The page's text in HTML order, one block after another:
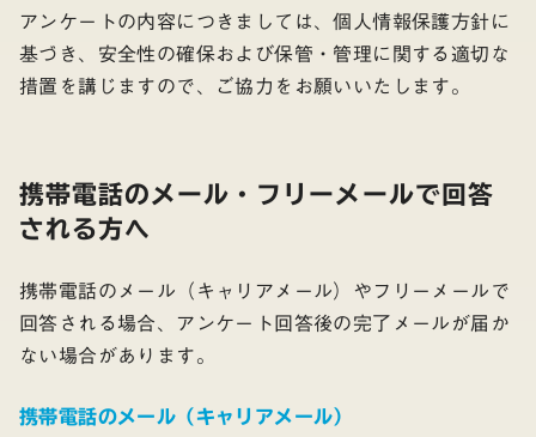
アンケートの内容につきましては、個人情報保護方針に
基づき、安全性の確保および保管・管理に関する適切な
措置を講じますので、ご協力をお願いいたします。
携帯電話のメール・フリーメールで回答
される方へ
携帯電話のメール（キャリアメール）やフリーメールで
回答される場合、アンケート回答後の完了メールが届か
ない場合があります。
携帯電話のメール（キャリアメール）